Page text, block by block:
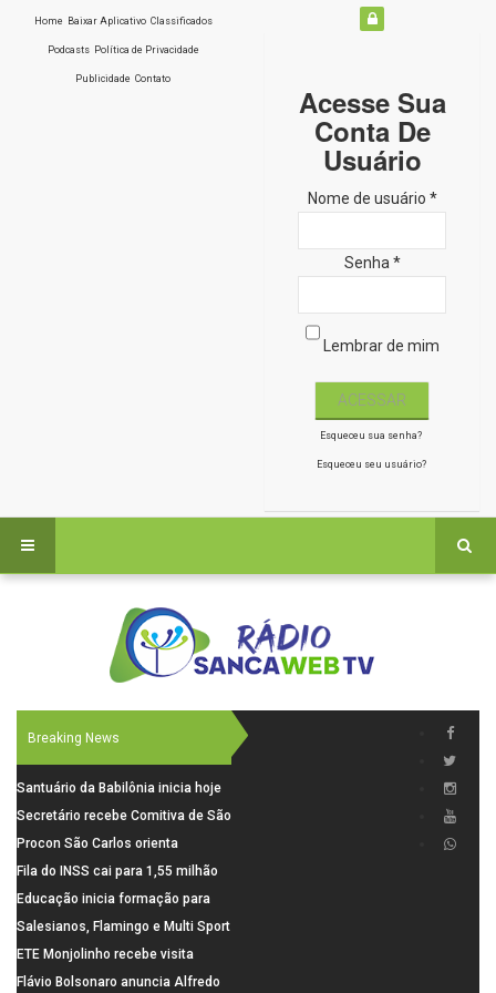
Home Baixar Aplicativo Classificados
Podcasts Política de Privacidade
Publicidade Contato
Acesse Sua
Conta De
Usuário
Nome de usuário *
Senha *
Lembrar de mim
Esqueceu sua senha?
Esqueceu seu usuário?
Breaking News
Santuário da Babilônia inicia hoje
(06), uma programação especial
para os seus 160 anos de história.
Secretário recebe Comitiva de São
Carlos para debater investimentos
em rodovias
Procon São Carlos orienta
consumidores sobre cuidados
nas compras para o Dia dos Pais
Fila do INSS cai para 1,55 milhão
em julho, com alta de 66,5% nos
pedidos negados em 2026
Educação inicia formação para
elaboração do novo Plano
Municipal
Salesianos, Flamingo e Multi Sport
vão representar São Carlos no
campeonato Estadual
ETE Monjolinho recebe visita
científica da FAPESP
Flávio Bolsonaro anuncia Alfredo